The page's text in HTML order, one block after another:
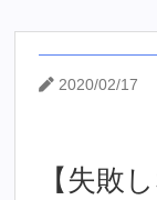
2020/02/17
【失敗